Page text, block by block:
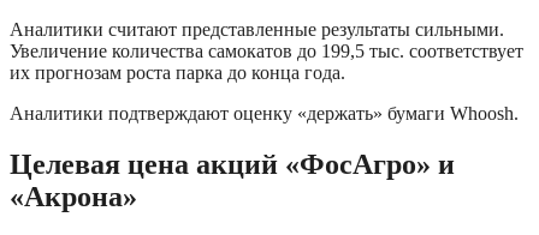
Аналитики считают представленные результаты сильными.
Увеличение количества самокатов до 199,5 тыс. соответствует
их прогнозам роста парка до конца года.
Аналитики подтверждают оценку «держать» бумаги Whoosh.
Целевая цена акций «ФосАгро» и
«Акрона»